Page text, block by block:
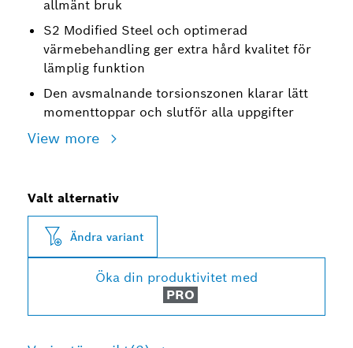
allmänt bruk
S2 Modified Steel och optimerad
värmebehandling ger extra hård kvalitet för
lämplig funktion
Den avsmalnande torsionszonen klarar lätt
momenttoppar och slutför alla uppgifter
View more
Valt alternativ
Ändra variant
Öka din produktivitet med
PRO